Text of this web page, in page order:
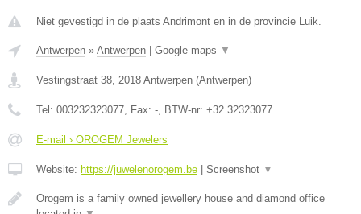
Niet gevestigd in de plaats Andrimont en in de provincie Luik.
Antwerpen » Antwerpen Google maps ▼
Vestingstraat 38, 2018 Antwerpen (Antwerpen)
Tel: 003232323077, Fax: -, BTW-nr: +32 32323077
E-mail › OROGEM Jewelers
Website: https://juwelenorogem.be Screenshot ▼
Orogem is a family owned jewellery house and diamond office